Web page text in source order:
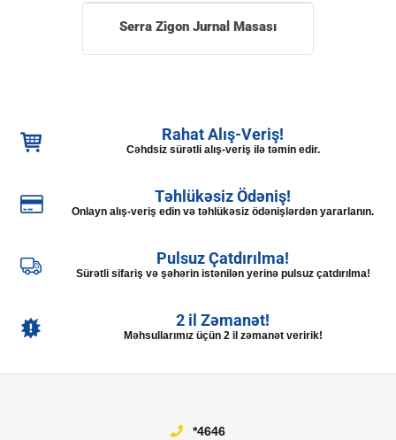
Serra Zigon Jurnal Masası
Rahat Alış-Veriş!
Cəhdsiz sürətli alış-veriş ilə təmin edir.
Təhlükəsiz Ödəniş!
Onlayn alış-veriş edin və təhlükəsiz ödənişlərdən yararlanın.
Pulsuz Çatdırılma!
Sürətli sifariş və şəhərin istənilən yerinə pulsuz çatdırılma!
2 il Zəmanət!
Məhsullarımız üçün 2 il zəmanət veririk!
*4646